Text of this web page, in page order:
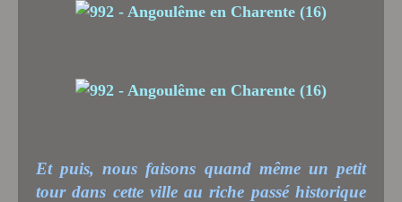
Et puis, nous faisons quand même un petit
tour dans cette ville au riche passé historique